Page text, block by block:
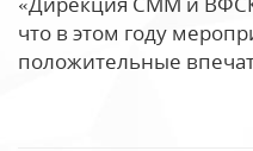
что в этом году
положительные